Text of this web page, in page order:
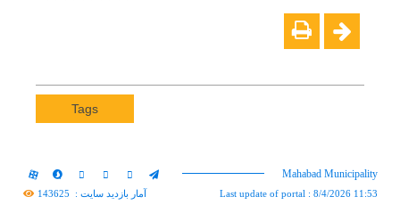
Tags
Mahabad Municipality
Last update of portal : 8/4/2026 11:53 آمار بازدید سایت : 143625